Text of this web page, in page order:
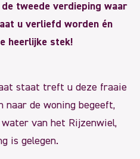
tweede verdieping waar
u verliefd worden én
heerlijke stek!
staat treft u deze fraaie
naar de woning begeeft,
van het Rijzenwiel,
is gelegen.